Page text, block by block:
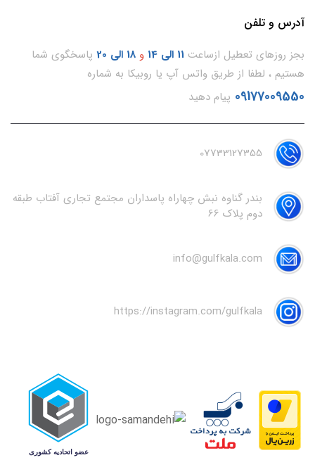
آدرس و تلفن
بجز روزهای تعطیل ازساعت 11 الی 14 و 18 الی 20
پاسخگوی شما
هستیم ، لطفا از طریق واتس آپ یا روبیکا به شماره
09177009550 پیام دهید
07733127355
بندر گناوه نبش چهاراه پاسداران مجتمع تجاری آفتاب طبقه
دوم پلاک 66
info@gulfkala.com
https://instagram.com/gulfkala